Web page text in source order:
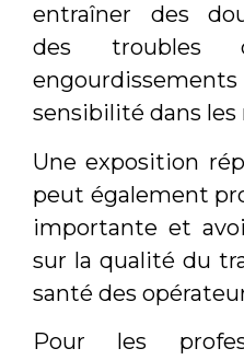
entraîner des
des troubles
sensibilité dans les
Une exposition
peut également
importante et
sur la qualité du
santé des
Pour les